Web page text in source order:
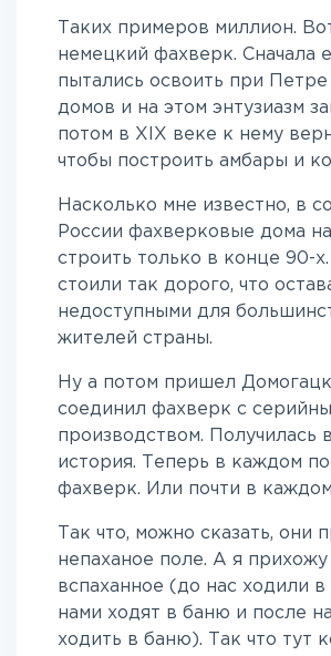
Таких примеров миллион.
немецкий фахверк. Сначала
пытались освоить при Петре
домов и на этом энтузиазм
потом в XIX веке к нему
чтобы построить амбары и
Насколько мне известно, в
России фахверковые дома
строить только в конце 90-
стоили так дорого, что
недоступными для
жителей страны.
Ну а потом пришел
соединил фахверк с
производством. Получилась
история. Теперь в каждом
фахверк. Или почти в
Так что, можно сказать, они
непаханое поле. А я прихожу
вспаханное (до нас ходили в
нами ходят в баню и после
ходить в баню). Так что тут